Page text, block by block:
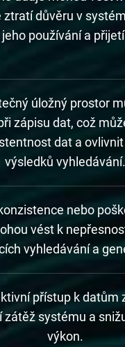
ztratí důvěru v
jeho používání a
úložný prostor
zápisu dat, což
dat a
výsledků vyhledávání.
nebo
vést k
vyhledávání a
přístup k datům
zátěž systému a
výkon.